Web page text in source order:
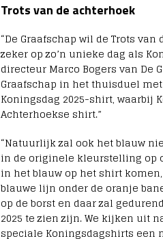
Trots van de achterhoek
“De Graafschap wil de Trots
zeker op zo’n unieke dag als
directeur Marco Bogers van De
Graafschap in het thuisduel
Koningsdag 2025-shirt,
Achterhoekse shirt.”
“Natuurlijk zal ook het blauw
in de originele kleurstelling op
in het blauw op het shirt
blauwe lijn onder de oranje
op de borst en daar zal
2025 te zien zijn. We kijken uit
speciale Koningsdagshirts een